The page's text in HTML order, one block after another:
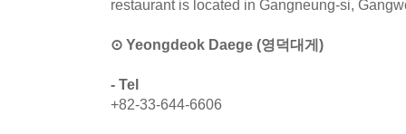
restaurant is located in Gangneung-si,
⊙ Yeongdeok Daege (영덕대게)
- Tel
+82-33-644-6606